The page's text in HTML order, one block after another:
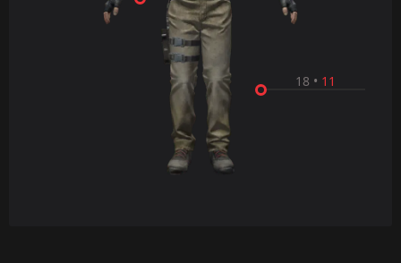
18 • 11